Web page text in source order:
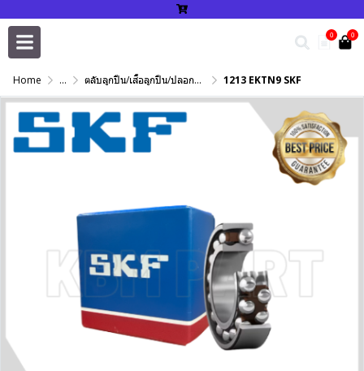
0 0
Home ... ตลับลูกปืน/เสื้อลูกปืน/ปลอกปรับเพลา/แหวนกำหนด/เพลาฮาร์ดโครม 1213 EKTN9 SKF